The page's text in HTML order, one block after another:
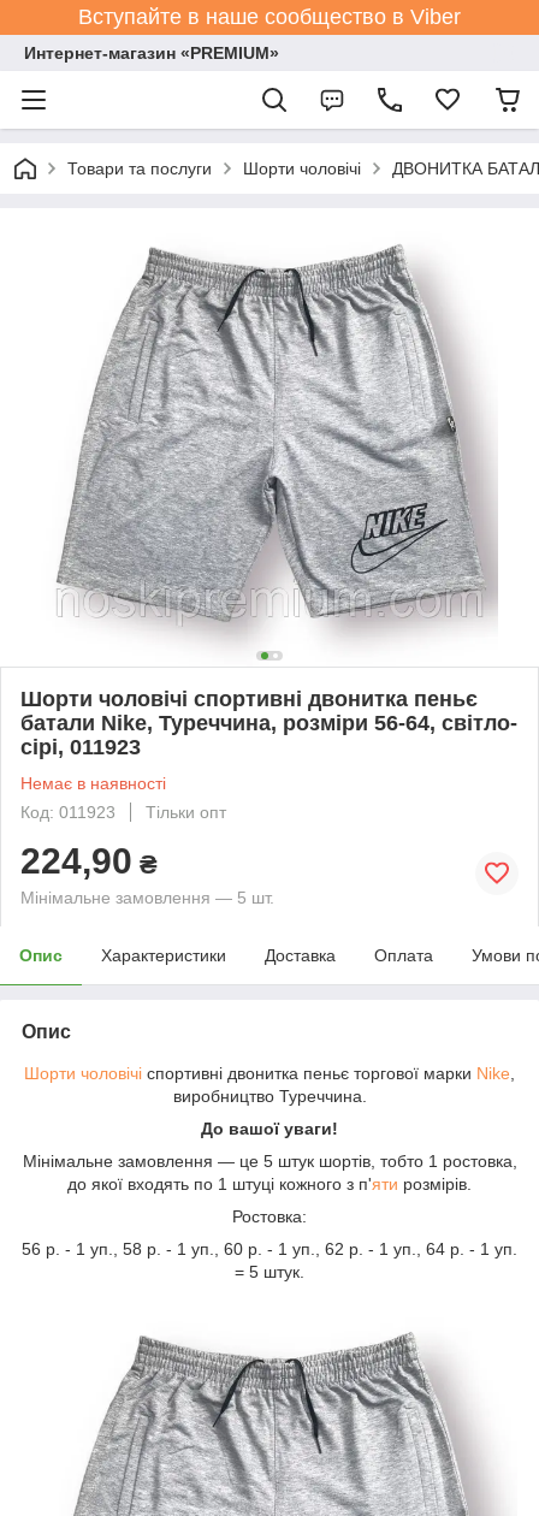
Вступайте в наше сообщество в Viber
Интернет-магазин «PREMIUM»
Товари та послуги Шорти чоловічі ДВОНИТКА БАТАЛИ
Шорти чоловічі спортивні двонитка пеньє
батали Nike, Туреччина, розміри 56-64, світло-
сірі, 011923
Немає в наявності
Код: 011923
Тільки опт
224,90 ₴
Мінімальне замовлення — 5 шт.
Опис Характеристики Доставка Оплата Умови
Опис
Шорти чоловічі спортивні двонитка пеньє торгової марки Nike
виробництво Туреччина.
До вашої уваги!
Мінімальне замовлення — це 5 штук шортів, тобто 1 ростовка,
до якої входять по 1 штуці кожного з п'яти розмірів.
Ростовка:
56 р. - 1 уп., 58 р. - 1 уп., 60 р. - 1 уп., 62 р. - 1 уп., 64 р. - 1 уп.
= 5 штук.